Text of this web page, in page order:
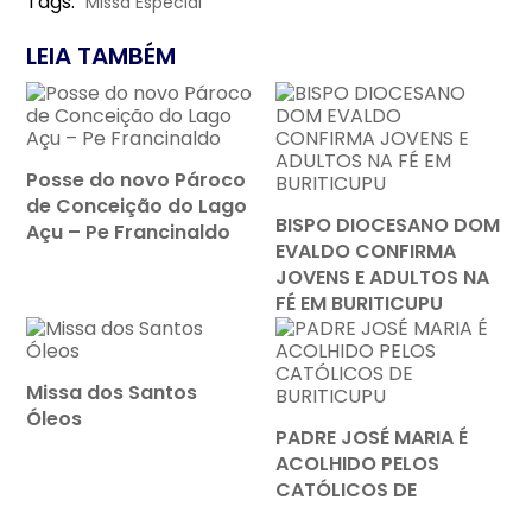
LEIA TAMBÉM
Posse do novo Pároco
de Conceição do Lago
Açu – Pe Francinaldo
BISPO DIOCESANO DOM
EVALDO CONFIRMA
JOVENS E ADULTOS NA
FÉ EM BURITICUPU
Missa dos Santos
Óleos
PADRE JOSÉ MARIA É
ACOLHIDO PELOS
CATÓLICOS DE